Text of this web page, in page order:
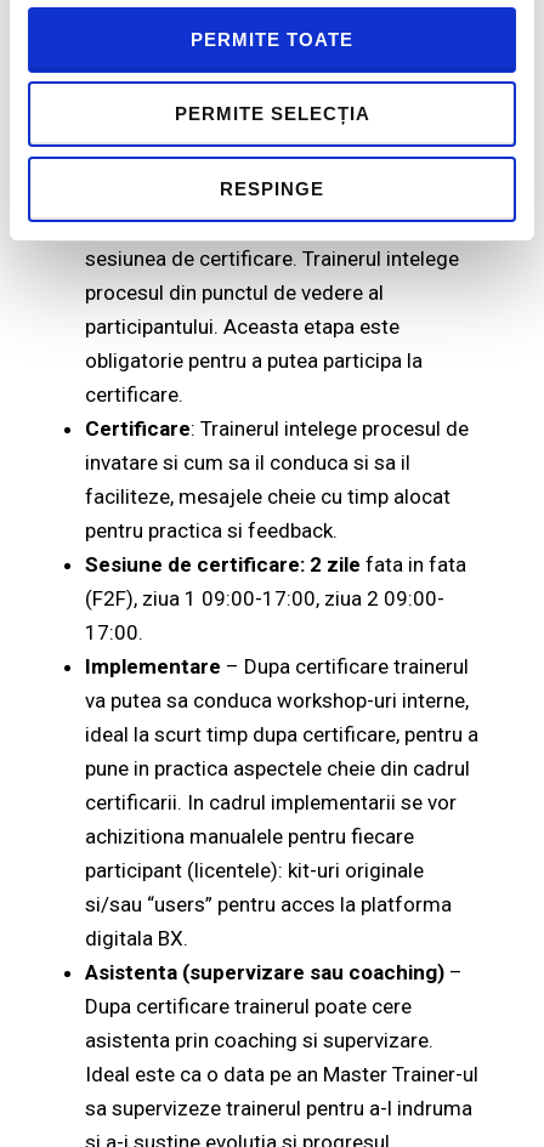
PERMITE TOATE
PERMITE SELECȚIA
RESPINGE
PROCESUL DE CERTIFICARE:
Pregatire: participare la programul de baza
The SLII Experience™in format in-house
sau open cu minimum sase luni inainte de
sesiunea de certificare. Trainerul intelege
procesul din punctul de vedere al
participantului. Aceasta etapa este
obligatorie pentru a putea participa la
certificare.
Certificare: Trainerul intelege procesul de
invatare si cum sa il conduca si sa il
faciliteze, mesajele cheie cu timp alocat
pentru practica si feedback.
Sesiune de certificare: 2 zilefata in fata
(F2F), ziua 1 09:00-17:00, ziua 2 09:00-
17:00.
Implementare – Dupa certificare trainerul
va putea sa conduca workshop-uri interne,
ideal la scurt timp dupa certificare, pentru a
pune in practica aspectele cheie din cadrul
certificarii. In cadrul implementarii se vor
achizitiona manualele pentru fiecare
participant (licentele): kit-uri originale
si/sau “users” pentru acces la platforma
digitala BX.
Asistenta (supervizare sau coaching) –
Dupa certificare trainerul poate cere
asistenta prin coaching si supervizare.
Ideal este ca o data pe an Master Trainer-ul
sa supervizeze trainerul pentru a-l indruma
si a-i sustine evolutia si progresul.